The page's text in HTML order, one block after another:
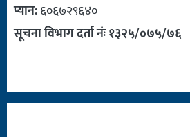
प्यान:६०६७२९६४०
सूचना विभाग दर्ता नंः १३२५/०७५/७६